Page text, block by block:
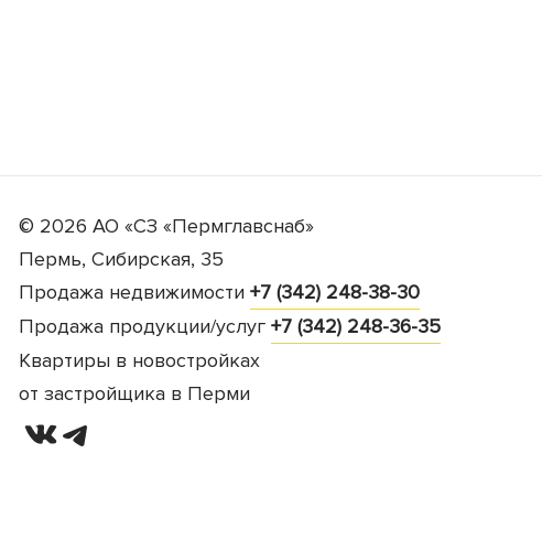
© 2026 АО «СЗ «Пермглавснаб»
Пермь, Сибирская, 35
Продажа недвижимости +7 (342) 248-38-30
Продажа продукции/услуг +7 (342) 248-36-35
Квартиры в новостройках
от застройщика в Перми